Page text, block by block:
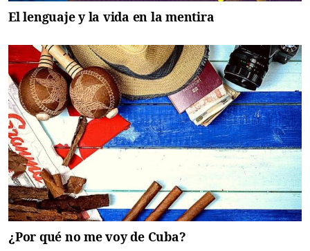
El lenguaje y la vida en la mentira
¿Por qué no me voy de Cuba?